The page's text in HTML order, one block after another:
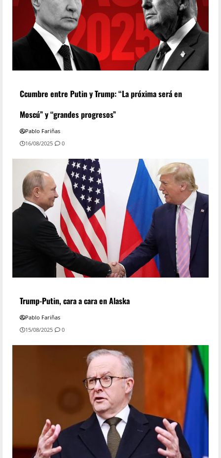
Ccumbre entre Putin y Trump: “La próxima será en
Moscú” y “grandes progresos”
Pablo Fariñas
16/08/2025
0
Trump-Putin, cara a cara en Alaska
Pablo Fariñas
15/08/2025
0